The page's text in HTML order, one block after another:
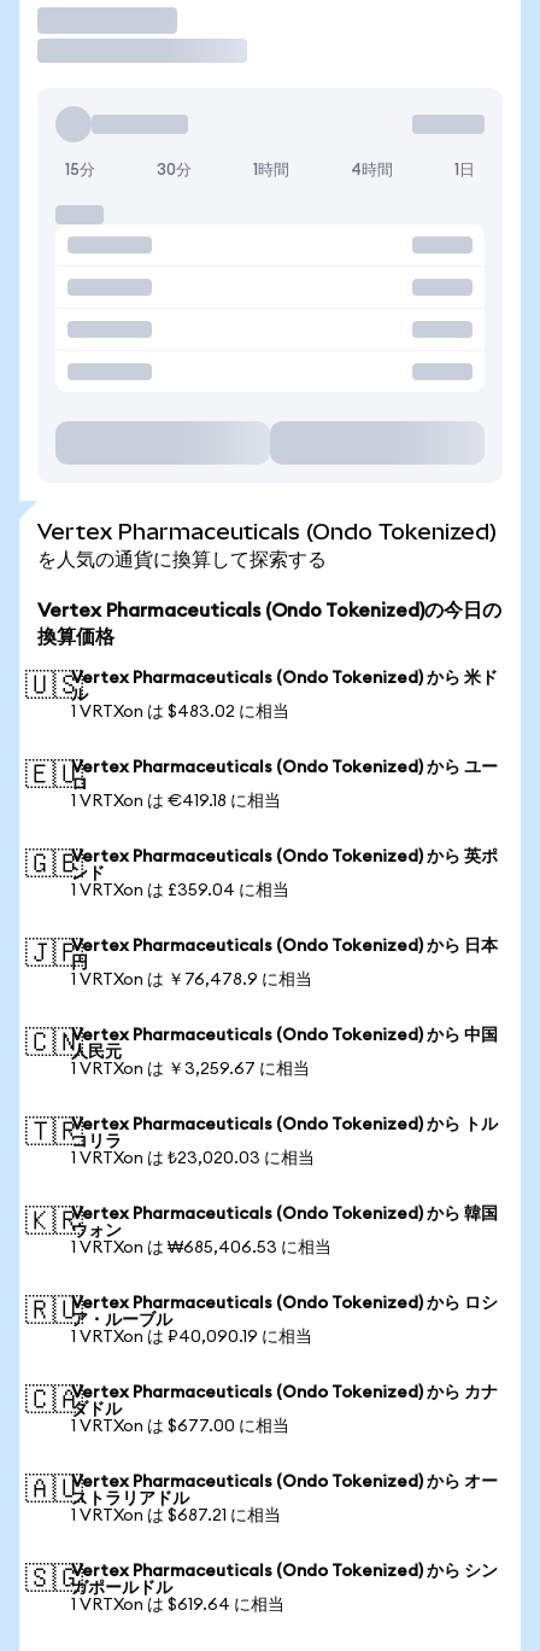
15分 30分 1時間 4時間 1日
Vertex Pharmaceuticals (Ondo Tokenized)
を人気の通貨に換算して探索する
Vertex Pharmaceuticals (Ondo Tokenized)の今日の
換算価格
🇺🇸Vertex Pharmaceuticals (Ondo Tokenized) から 米ド
ル
1 VRTXon は $483.02 に相当
🇪🇺Vertex Pharmaceuticals (Ondo Tokenized) から ユー
ロ
1 VRTXon は €419.18 に相当
🇬🇧Vertex Pharmaceuticals (Ondo Tokenized) から 英ポ
ンド
1 VRTXon は £359.04 に相当
🇯🇵Vertex Pharmaceuticals (Ondo Tokenized) から 日本
円
1 VRTXon は ￥76,478.9 に相当
🇨🇳Vertex Pharmaceuticals (Ondo Tokenized) から 中国
人民元
1 VRTXon は ￥3,259.67 に相当
🇹🇷Vertex Pharmaceuticals (Ondo Tokenized) から トル
コリラ
1 VRTXon は ₺23,020.03 に相当
🇰🇷Vertex Pharmaceuticals (Ondo Tokenized) から 韓国
ウォン
1 VRTXon は ₩685,406.53 に相当
🇷🇺Vertex Pharmaceuticals (Ondo Tokenized) から ロシ
ア・ルーブル
1 VRTXon は ₽40,090.19 に相当
🇨🇦Vertex Pharmaceuticals (Ondo Tokenized) から カナ
ダドル
1 VRTXon は $677.00 に相当
🇦🇺Vertex Pharmaceuticals (Ondo Tokenized) から オー
ストラリアドル
1 VRTXon は $687.21 に相当
🇸🇬Vertex Pharmaceuticals (Ondo Tokenized) から シン
ガポールドル
1 VRTXon は $619.64 に相当